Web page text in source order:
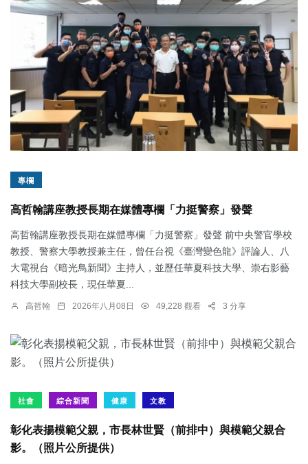
專欄
高哲翰講座教授長期在媒體專欄「力挺警察」發聲
高哲翰講座教授長期在媒體專欄「力挺警察」發聲 前中央警官學校
教授、警察大學教授兼主任，曾任台視《臺灣變色龍》評論人、八
大電視台《暗光鳥新聞》主持人，並歷任華夏科技大學、崇右影藝
科技大學副校長，現任華夏...
高哲翰 2026年八月08日 49,228 觀看 3 分享
社會 綜合新聞 健康 文教
彰化表揚模範父親，市長林世賢（前排中）與模範父親合
影。（照片公所提供）